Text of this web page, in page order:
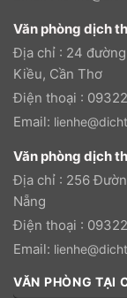
Văn phòng dịch
Địa chỉ : 24 đường
Kiều, Cần Thơ
Điện thoại :
Email:
Văn phòng dịch
Địa chỉ : 256
Nẵng
Điện thoại :
Email:
VĂN PHÒNG TẠI